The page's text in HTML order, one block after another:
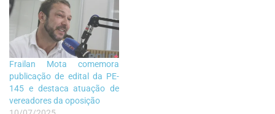
Frailan Mota comemora
publicação de edital da PE-
145 e destaca atuação de
vereadores da oposição